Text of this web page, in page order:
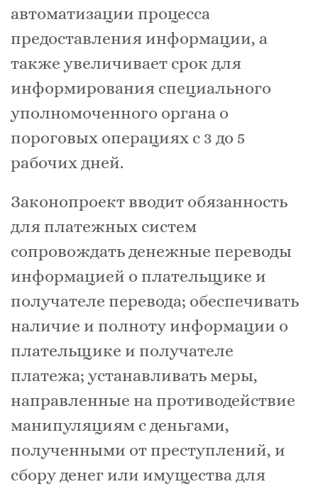
автоматизации процесса
предоставления информации, а
также увеличивает срок для
информирования специального
уполномоченного органа о
пороговых операциях с 3 до 5
рабочих дней.
Законопроект вводит обязанность
для платежных систем
сопровождать денежные переводы
информацией о плательщике и
получателе перевода; обеспечивать
наличие и полноту информации о
плательщике и получателе
платежа; устанавливать меры,
направленные на противодействие
манипуляциям с деньгами,
полученными от преступлений, и
сбору денег или имущества для